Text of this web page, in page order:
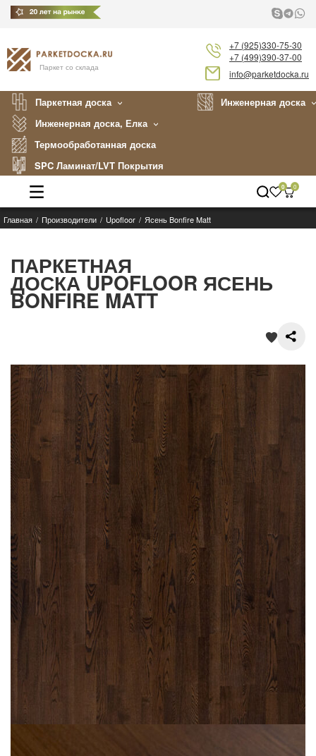
Паркет со склада
+7 (925)330-75-30
+7 (499)390-37-00
info@parketdocka.ru
Паркетная доска
Инженерная доска
Инженерная доска, Елка
Термообработанная доска
SPC Ламинат/LVT Покрытия
Каталог
Укладка
Примеры работ
Покупателям
Акции
Контакты
0 0
Главная Производители Upofloor Ясень Bonfire Matt
ПАРКЕТНАЯ
ДОСКА UPOFLOOR ЯСЕНЬ
BONFIRE MATT